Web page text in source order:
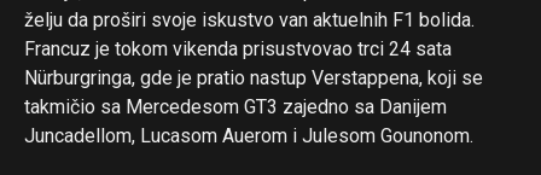
želju da proširi svoje iskustvo van aktuelnih F1 bolida.
Francuz je tokom vikenda prisustvovao trci 24 sata
Nürburgringa, gde je pratio nastup Verstappena, koji se
takmičio sa Mercedesom GT3 zajedno sa Danijem
Juncadellom, Lucasom Auerom i Julesom Gounonom.